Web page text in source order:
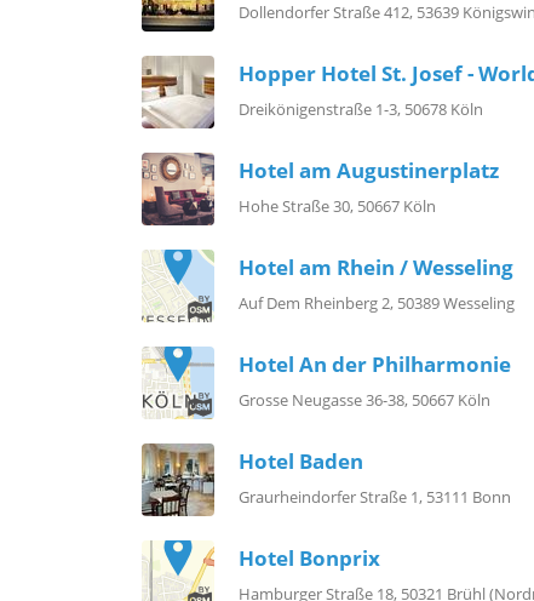
Dollendorfer Straße 412, 53639
Hopper Hotel St. Josef​ -
Dreikönigenstraße 1-3, 50678 Köln
Hotel am Augustinerplatz
Hohe Straße 30, 50667 Köln
Hotel am Rhein / Wesseling
Auf Dem Rheinberg 2, 50389 Wesseling
Hotel An der Philharmonie
Grosse Neugasse 36-38, 50667 Köln
Hotel Baden
Graurheindorfer Straße 1, 53111 Bonn
Hotel Bonprix
Hamburger Straße 18, 50321 Brühl